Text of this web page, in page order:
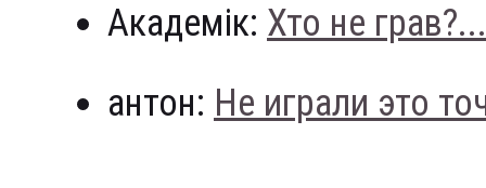
Академік: Хто не грав?...
антон: Не играли это